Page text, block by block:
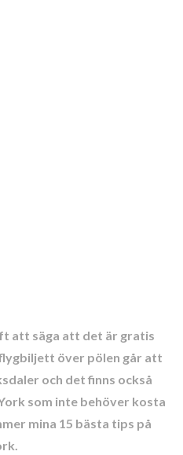
att säga att det är gratis
över pölen går att
och det finns också
som inte behöver kosta
mina 15 bästa tips på